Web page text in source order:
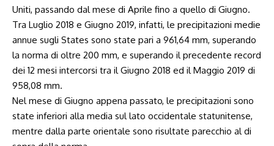
Uniti, passando dal mese di Aprile fino a quello di Giugno.
Tra Luglio 2018 e Giugno 2019, infatti, le precipitazioni medie
annue sugli States sono state pari a 961,64 mm, superando
la norma di oltre 200 mm, e superando il precedente record
dei 12 mesi intercorsi tra il Giugno 2018 ed il Maggio 2019 di
958,08 mm.
Nel mese di Giugno appena passato, le precipitazioni sono
state inferiori alla media sul lato occidentale statunitense,
mentre dalla parte orientale sono risultate parecchio al di